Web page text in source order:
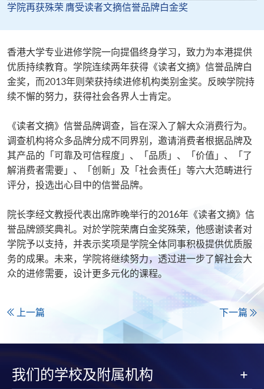
学院再获殊荣 膺受读者文摘信誉品牌白金奖
香港大学专业进修学院一向提倡终身学习，致力为本港提供
优质持续教育。学院连续两年获得《读者文摘》信誉品牌白
金奖，而2013年则荣获持续进修机构类别金奖。反映学院持
续不懈的努力，获得社会各界人士肯定。
《读者文摘》信誉品牌调查，旨在深入了解大众消费行为。
调查机构将众多品牌分成不同界别，邀请消费者根据品牌及
其产品的「可靠及可信程度」、「品质」、「价值」、「了
解消费者需要」、「创新」及「社会责任」等六大范畴进行
评分，投选出心目中的信誉品牌。
院长李经文教授代表出席昨晚举行的2016年《读者文摘》信
誉品牌颁奖典礼。对於学院荣膺白金奖殊荣，他感谢读者对
学院予以支持，并表示奖项是学院全体同事积极提供优质服
务的成果。未来，学院将继续努力，透过进一步了解社会大
众的进修需要，设计更多元化的课程。
上一篇 下一篇
我们的学校及附属机构